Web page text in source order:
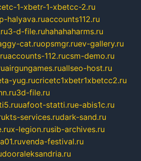
1-xbetr-1-xbetcc-2.ru
halyava.ruaccounts112.ru
3-d-file.ruhahahaharms.ru
cat.ruopsmgr.ruev-gallery.ru
accounts-112.rucsm-demo.ru
airgungames.ruallseo-host.ru
yug.rucricetc1xbetr1xbetcc2.ru
3d-file.ru
uafoot-statti.rue-abis1c.ru
kts-services.rudark-sand.ru
x-legion.rusib-archives.ru
venda-festival.ru
dooraleksandria.ru